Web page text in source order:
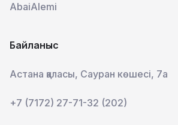
AbaiAlemi
Байланыс
Астана қаласы, Сауран көшесі, 7а
+7 (7172) 27-71-32 (202)